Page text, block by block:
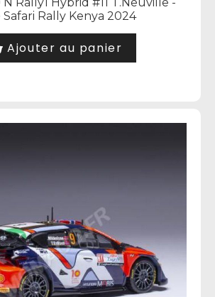
Rally Kenya 2024
Ajouter au panier